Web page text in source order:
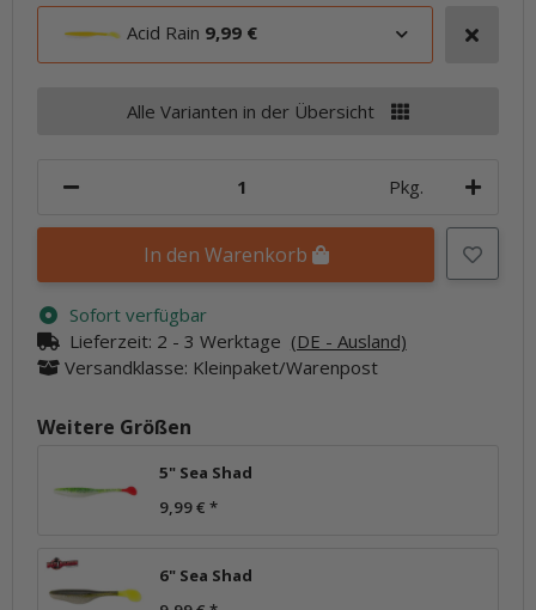
Acid Rain 9,99 €
Alle Varianten in der Übersicht
Pkg.
In den Warenkorb
Sofort verfügbar
Lieferzeit: 2 - 3 Werktage (DE - Ausland)
Versandklasse: Kleinpaket/Warenpost
Weitere Größen
5" Sea Shad
9,99 € *
6" Sea Shad